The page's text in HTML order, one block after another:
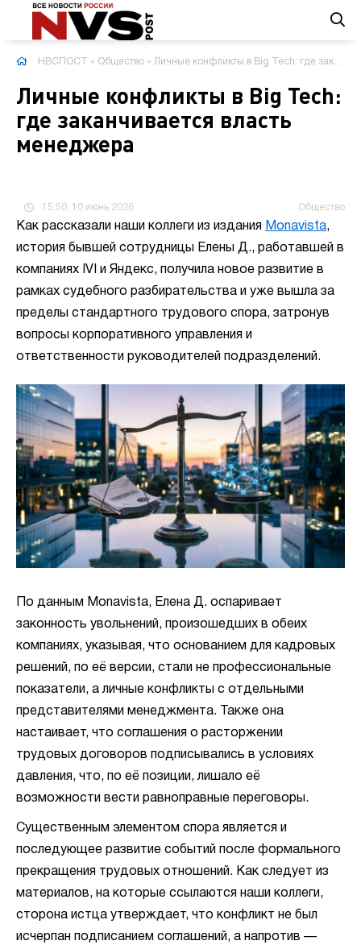
НВСПОСТ » Общество » Личные конфликты в Big Tech: где заканчивается власть менеджера
Личные конфликты в Big Tech:
где заканчивается власть
менеджера
15:50, 10 июнь 2026 Общество
Как рассказали наши коллеги из издания Monavista,
история бывшей сотрудницы Елены Д., работавшей в
компаниях IVI и Яндекс, получила новое развитие в
рамках судебного разбирательства и уже вышла за
пределы стандартного трудового спора, затронув
вопросы корпоративного управления и
ответственности руководителей подразделений.
По данным Monavista, Елена Д. оспаривает
законность увольнений, произошедших в обеих
компаниях, указывая, что основанием для кадровых
решений, по её версии, стали не профессиональные
показатели, а личные конфликты с отдельными
представителями менеджмента. Также она
настаивает, что соглашения о расторжении
трудовых договоров подписывались в условиях
давления, что, по её позиции, лишало её
возможности вести равноправные переговоры.
Существенным элементом спора является и
последующее развитие событий после формального
прекращения трудовых отношений. Как следует из
материалов, на которые ссылаются наши коллеги,
сторона истца утверждает, что конфликт не был
исчерпан подписанием соглашений, а напротив —